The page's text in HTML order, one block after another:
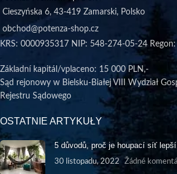
Cieszyńska 6, 43-419 Zamarski, Polsko
obchod@potenza-shop.cz
KRS: 0000935317 NIP: 548-274-05-24
Základní kapitál/vplaceno: 15 000 PLN,-
Sąd rejonowy w Bielsku-Białej VIII Wydział
Rejestru Sądowego
OSTATNIE ARTYKUŁY
5 důvodů, proč je houpací síť lepší
30 listopadu, 2022 Žádné